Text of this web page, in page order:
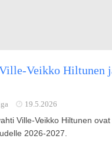
Veikko Hiltunen
19.5.2026
Ville-Veikko Hiltunen
2026-2027.